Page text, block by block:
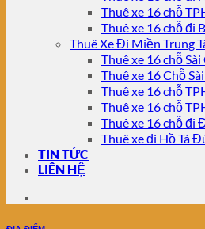
Thuê xe 16 chỗ
Thuê xe 16 chỗ đi
Thuê Xe Đi Miền Trung
Thuê xe 16 chỗ
Thuê xe 16 Chỗ
Thuê xe 16 chỗ
Thuê xe 16 chỗ
Thuê xe 16 chỗ đi
Thuê xe đi Hồ Tà
TIN TỨC
LIÊN HỆ